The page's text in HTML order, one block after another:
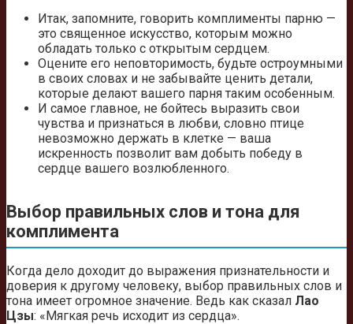
Итак, запомните, говорить комплименты парню —
это священное искусство, которым можно
обладать только с открытым сердцем.
Оцените его неповторимость, будьте остроумными
в своих словах и не забывайте ценить детали,
которые делают вашего парня таким особенным.
И самое главное, не бойтесь выразить свои
чувства и признаться в любви, словно птице
невозможно держать в клетке — ваша
искренность позволит вам добыть победу в
сердце вашего возлюбленного.
Выбор правильных слов и тона для
комплимента
Когда дело доходит до выражения признательности и
доверия к другому человеку, выбор правильных слов и
тона имеет огромное значение. Ведь как сказал Лао
Цзы: «Мягкая речь исходит из сердца».